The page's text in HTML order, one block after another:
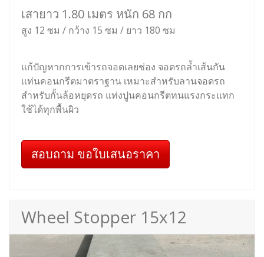
เสายาว 1.80 เมตร หนัก 68 กก
สูง 12 ซม / กว้าง 15 ซม / ยาว 180 ซม
แก้ปัญหากการเข้ารถจอดเลยช่อง จอดรถล้ำเส้นกัน
แท่นคอนกรีตมาตราฐาน เหมาะสำหรับลานจอดรถ
สำหรับกั้นล้อหยุดรถ แท่งปูนคอนกรีตทนแรงกระแทก
ใช้ได้ทุกพื้นผิว
สอบถาม ขอใบเสนอราคา
Wheel Stopper 15x12